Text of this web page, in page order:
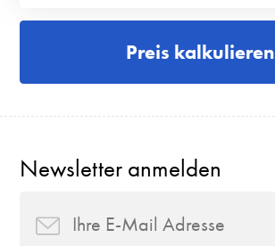
Preis kalkulieren
Newsletter anmelden